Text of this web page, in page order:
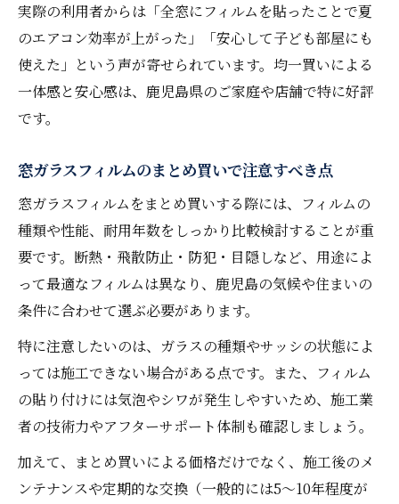
実際の利用者からは「全窓にフィルムを貼ったことで夏
のエアコン効率が上がった」「安心して子ども部屋にも
使えた」という声が寄せられています。均一買いによる
一体感と安心感は、鹿児島県のご家庭や店舗で特に好評
です。
窓ガラスフィルムのまとめ買いで注意すべき点
窓ガラスフィルムをまとめ買いする際には、フィルムの
種類や性能、耐用年数をしっかり比較検討することが重
要です。断熱・飛散防止・防犯・目隠しなど、用途によ
って最適なフィルムは異なり、鹿児島の気候や住まいの
条件に合わせて選ぶ必要があります。
特に注意したいのは、ガラスの種類やサッシの状態によ
っては施工できない場合がある点です。また、フィルム
の貼り付けには気泡やシワが発生しやすいため、施工業
者の技術力やアフターサポート体制も確認しましょう。
加えて、まとめ買いによる価格だけでなく、施工後のメ
ンテナンスや定期的な交換（一般的には5～10年程度が